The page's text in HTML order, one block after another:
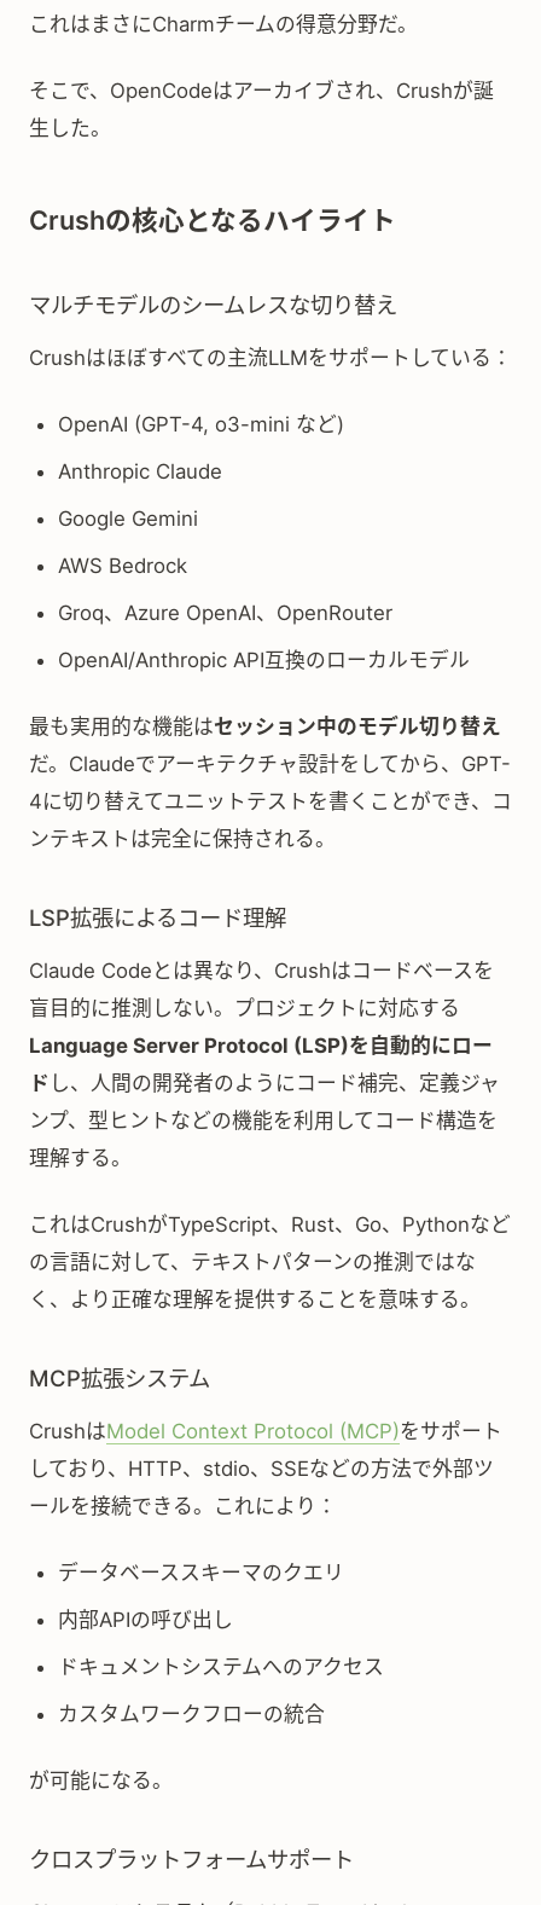
これはまさにCharmチームの得意分野だ。
そこで、OpenCodeはアーカイブされ、Crushが誕
生した。
Crushの核心となるハイライト
マルチモデルのシームレスな切り替え
Crushはほぼすべての主流LLMをサポートしている：
OpenAI (GPT-4, o3-mini など)
Anthropic Claude
Google Gemini
AWS Bedrock
Groq、Azure OpenAI、OpenRouter
OpenAI/Anthropic API互換のローカルモデル
最も実用的な機能はセッション中のモデル切り替え
だ。Claudeでアーキテクチャ設計をしてから、GPT-
4に切り替えてユニットテストを書くことができ、コ
ンテキストは完全に保持される。
LSP拡張によるコード理解
Claude Codeとは異なり、Crushはコードベースを
盲目的に推測しない。プロジェクトに対応する
Language Server Protocol (LSP)を自動的にロー
ド し、人間の開発者のようにコード補完、定義ジャ
ンプ、型ヒントなどの機能を利用してコード構造を
理解する。
これはCrushがTypeScript、Rust、Go、Pythonなど
の言語に対して、テキストパターンの推測ではな
く、より正確な理解を提供することを意味する。
MCP拡張システム
CrushはModel Context Protocol (MCP)をサポート
しており、HTTP、stdio、SSEなどの方法で外部ツ
ールを接続できる。これにより：
データベーススキーマのクエリ
内部APIの呼び出し
ドキュメントシステムへのアクセス
カスタムワークフローの統合
が可能になる。
クロスプラットフォームサポート